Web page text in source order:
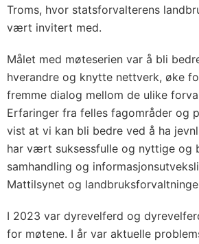
Troms, hvor statsforvalterens
vært invitert med.
Målet med møteserien var å bli
hverandre og knytte nettverk, øke
fremme dialog mellom de ulike
Erfaringer fra felles fagområder og
vist at vi kan bli bedre ved å ha
har vært suksessfulle og nyttige og
samhandling og
Mattilsynet og
I 2023 var dyrevelferd og
for møtene. I år var aktuelle